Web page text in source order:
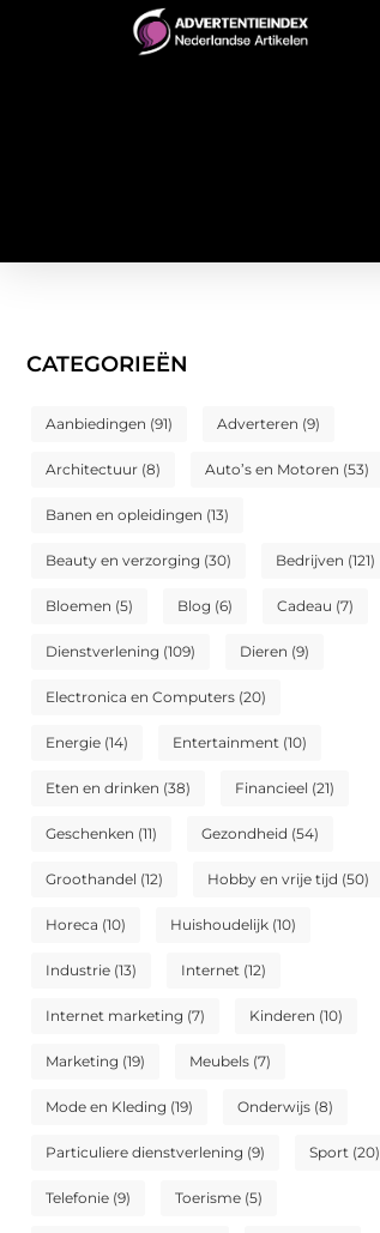
CATEGORIEËN
Aanbiedingen (91) Adverteren (9)
Architectuur (8) Auto’s en Motoren (53)
Banen en opleidingen (13)
Beauty en verzorging (30) Bedrijven (121)
Bloemen (5) Blog (6) Cadeau (7)
Dienstverlening (109) Dieren (9)
Electronica en Computers (20)
Energie (14) Entertainment (10)
Eten en drinken (38) Financieel (21)
Geschenken (11) Gezondheid (54)
Groothandel (12) Hobby en vrije tijd (50)
Horeca (10) Huishoudelijk (10)
Industrie (13) Internet (12)
Internet marketing (7) Kinderen (10)
Marketing (19) Meubels (7)
Mode en Kleding (19) Onderwijs (8)
Particuliere dienstverlening (9) Sport (20)
Telefonie (9) Toerisme (5)